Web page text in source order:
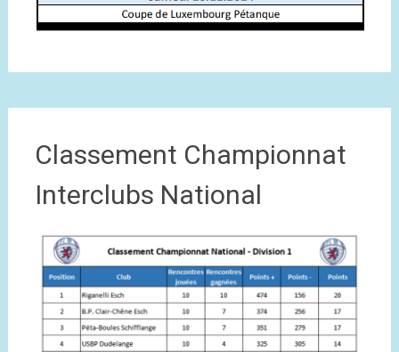
Classement Championnat
Interclubs National